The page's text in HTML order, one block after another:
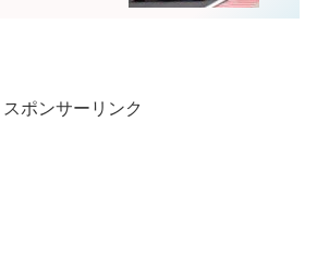
スポンサーリンク